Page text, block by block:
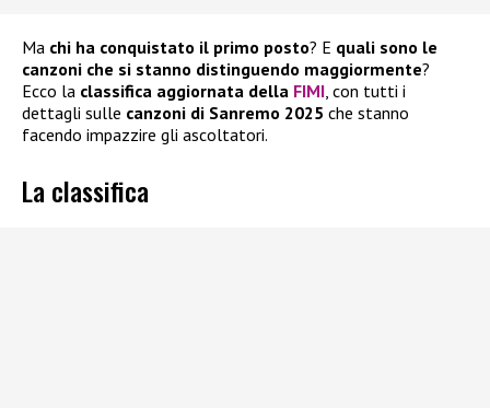
Ma chi ha conquistato il primo posto? E quali sono le
canzoni che si stanno distinguendo maggiormente?
Ecco la classifica aggiornata della FIMI, con tutti i
dettagli sulle canzoni di Sanremo 2025 che stanno
facendo impazzire gli ascoltatori.
La classifica